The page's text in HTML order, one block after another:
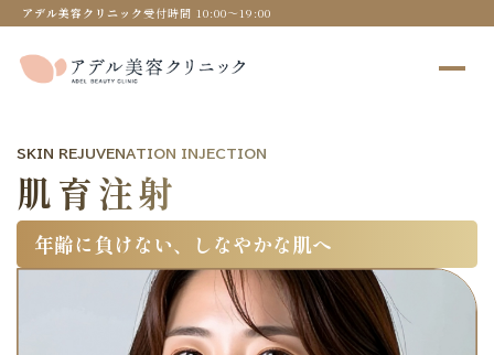
アデル美容クリニック受付時間 10:00〜19:00
SKIN REJUVENATION INJECTION
肌育注射
年齢に負けない、しなやかな肌へ